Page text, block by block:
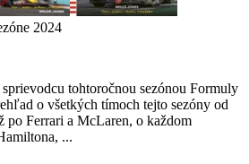
2024
tohtoročnou sezónou Formuly
o všetkých tímoch tejto sezóny od
po Ferrari a McLaren, o každom
...